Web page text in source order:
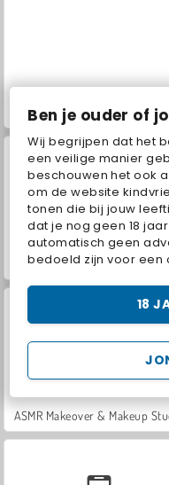
Ben je ouder of
Wij begrijpen dat het
een veilige manier
beschouwen het ook
om de website
tonen die bij jouw
dat je nog geen 18
automatisch geen
bedoeld zijn voor een
18
VegaMix Da Vinci Puzzles
Farm Merge Valley
ASMR Makeover & Makeup